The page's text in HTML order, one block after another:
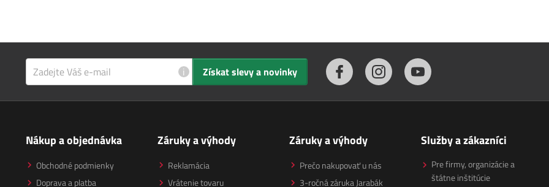
i Získat slevy a novinky
Nákup a objednávka
Obchodné podmienky
Doprava a platba
Záruky a výhody
Reklamácia
Vrátenie tovaru
Záruky a výhody
Prečo nakupovať u nás
3-ročná záruka Jarabák
Služby a zákazníci
Pre firmy, organizácie a
štátne inštitúcie